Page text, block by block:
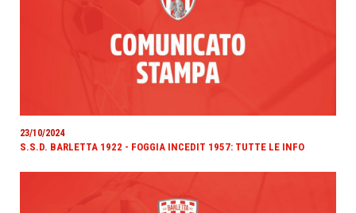
23/10/2024
S.S.D. BARLETTA 1922 - FOGGIA INCEDIT 1957: TUTTE LE INFO